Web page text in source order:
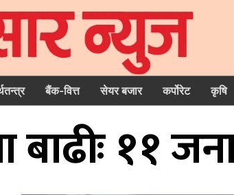
बैंक-वित्त सेयर बजार कर्पोरेट कृषि
बाढीः ११